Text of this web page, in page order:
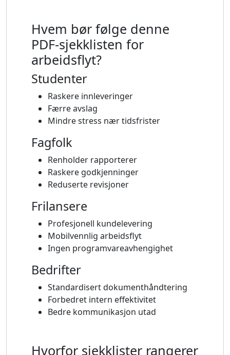
Hvem bør følge denne
PDF-sjekklisten for
arbeidsflyt?
Studenter
Raskere innleveringer
Færre avslag
Mindre stress nær tidsfrister
Fagfolk
Renholder rapporterer
Raskere godkjenninger
Reduserte revisjoner
Frilansere
Profesjonell kundelevering
Mobilvennlig arbeidsflyt
Ingen programvareavhengighet
Bedrifter
Standardisert dokumenthåndtering
Forbedret intern effektivitet
Bedre kommunikasjon utad
Hvorfor sjekklister rangerer